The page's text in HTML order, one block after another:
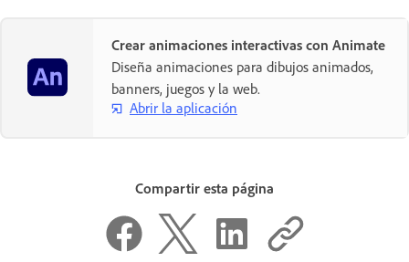
Crear animaciones interactivas con Animate
Diseña animaciones para dibujos animados,
banners, juegos y la web.
Abrir la aplicación
Compartir esta página